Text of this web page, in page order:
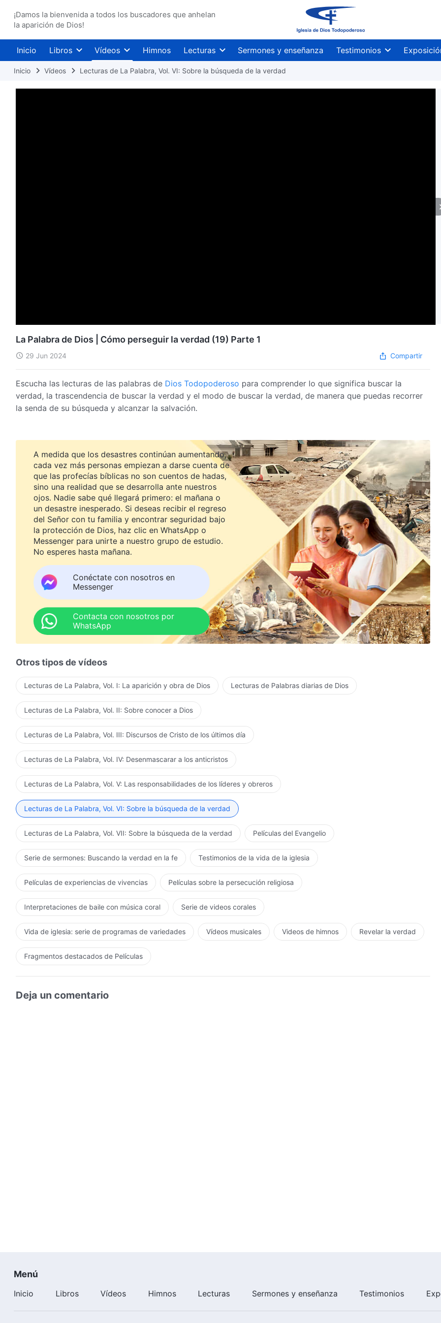
¡Damos la bienvenida a todos los buscadores que anhelan
la aparición de Dios!
Inicio Libros Vídeos Himnos Lecturas Sermones y enseñanza Testimonios
Inicio Vídeos Lecturas de La Palabra, Vol. VI: Sobre la búsqueda de la verdad
La Palabra de Dios | Cómo perseguir la verdad (19) Parte 1
29 Jun 2024 Compartir
Escucha las lecturas de las palabras de Dios Todopoderoso para comprender lo que significa buscar la
verdad, la trascendencia de buscar la verdad y el modo de buscar la verdad, de manera que puedas recorrer
la senda de su búsqueda y alcanzar la salvación.
A medida que los desastres continúan aumentando,
cada vez más personas empiezan a darse cuenta de
que las profecías bíblicas no son cuentos de hadas,
sino una realidad que se desarrolla ante nuestros
ojos. Nadie sabe qué llegará primero: el mañana o
un desastre inesperado. Si deseas recibir el regreso
del Señor con tu familia y encontrar seguridad bajo
la protección de Dios, haz clic en WhatsApp o
Messenger para unirte a nuestro grupo de estudio.
No esperes hasta mañana.
Conéctate con nosotros en
Messenger
Contacta con nosotros por
WhatsApp
Otros tipos de vídeos
Lecturas de La Palabra, Vol. I: La aparición y obra de Dios Lecturas de Palabras diarias de Dios
Lecturas de La Palabra, Vol. II: Sobre conocer a Dios
Lecturas de La Palabra, Vol. III: Discursos de Cristo de los últimos día
Lecturas de La Palabra, Vol. IV: Desenmascarar a los anticristos
Lecturas de La Palabra, Vol. V: Las responsabilidades de los líderes y obreros
Lecturas de La Palabra, Vol. VI: Sobre la búsqueda de la verdad
Lecturas de La Palabra, Vol. VII: Sobre la búsqueda de la verdad Películas del Evangelio
Serie de sermones: Buscando la verdad en la fe Testimonios de la vida de la iglesia
Películas de experiencias de vivencias Películas sobre la persecución religiosa
Interpretaciones de baile con música coral Serie de videos corales
Vida de iglesia: serie de programas de variedades Vídeos musicales Videos de himnos Revelar la verdad
Fragmentos destacados de Películas
Deja un comentario
Menú
Inicio Libros Vídeos Himnos Lecturas Sermones y enseñanza Testimonios